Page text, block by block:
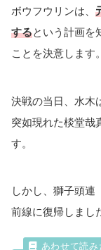
ボウフウリンは、
するという計画を
ことを決意します。
決戦の当日、水木
突如現れた棪堂哉
す。
しかし、獅子頭連
前線に復帰しまし